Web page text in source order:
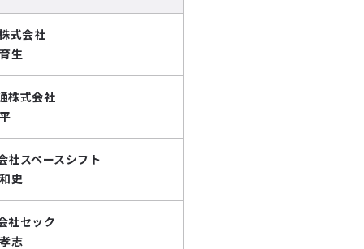
式会社
生
株式会社
社スペースシフト
史
社セック
志